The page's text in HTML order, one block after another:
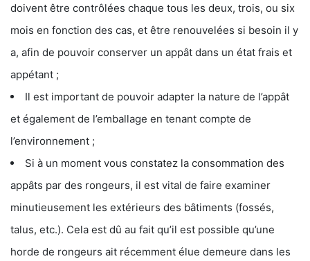
doivent être contrôlées chaque tous les deux, trois, ou six
mois en fonction des cas, et être renouvelées si besoin il y
a, afin de pouvoir conserver un appât dans un état frais et
appétant ;
Il est important de pouvoir adapter la nature de l’appât
et également de l’emballage en tenant compte de
l’environnement ;
Si à un moment vous constatez la consommation des
appâts par des rongeurs, il est vital de faire examiner
minutieusement les extérieurs des bâtiments (fossés,
talus, etc.). Cela est dû au fait qu’il est possible qu’une
horde de rongeurs ait récemment élue demeure dans les